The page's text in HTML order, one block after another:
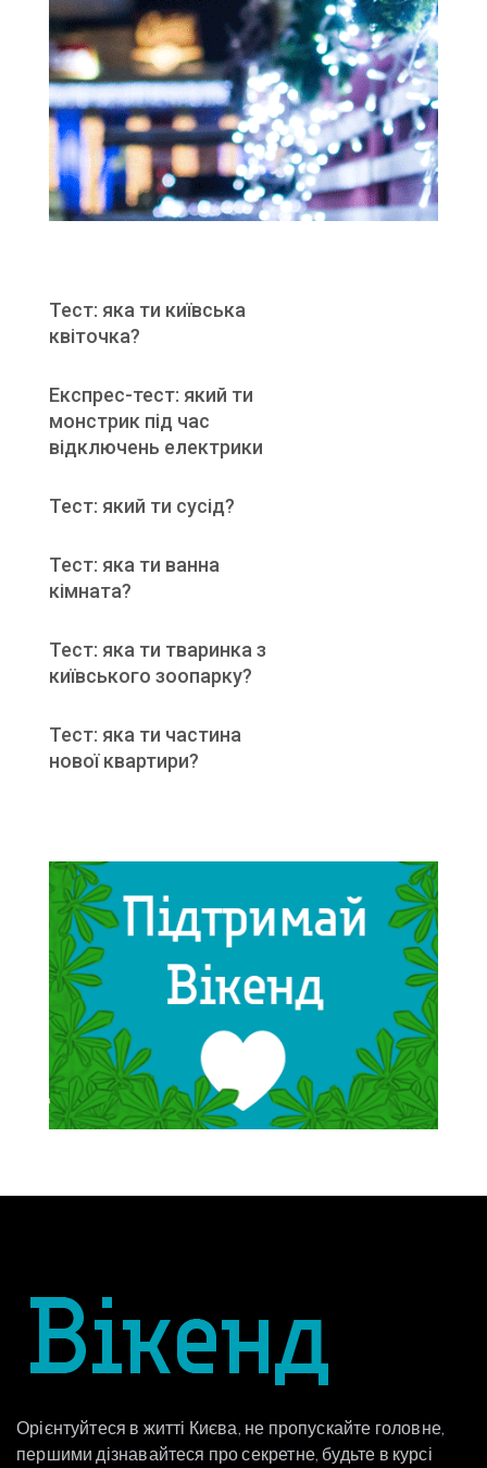
Тест: яка ти київська
квіточка?
Експрес-тест: який ти
монстрик під час
відключень електрики
Тест: який ти сусід?
Тест: яка ти ванна
кімната?
Тест: яка ти тваринка з
київського зоопарку?
Тест: яка ти частина
нової квартири?
Орієнтуйтеся в житті Києва, не пропускайте головне,
першими дізнавайтеся про секретне, будьте в курсі